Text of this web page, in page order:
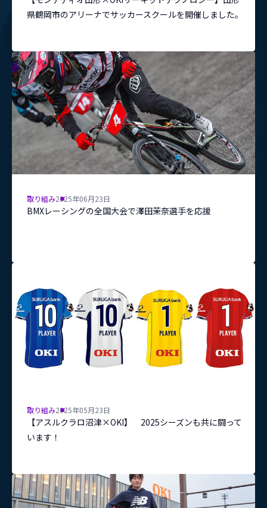
県鶴岡市のアリーナでサッカースクールを開催しました。
取り組み2025年06月23日
BMXレーシングの全国大会で澤田茉奈選手を応援
取り組み2025年05月23日
【アスルクラロ沼津×OKI】 2025シーズンも共に闘って
います！